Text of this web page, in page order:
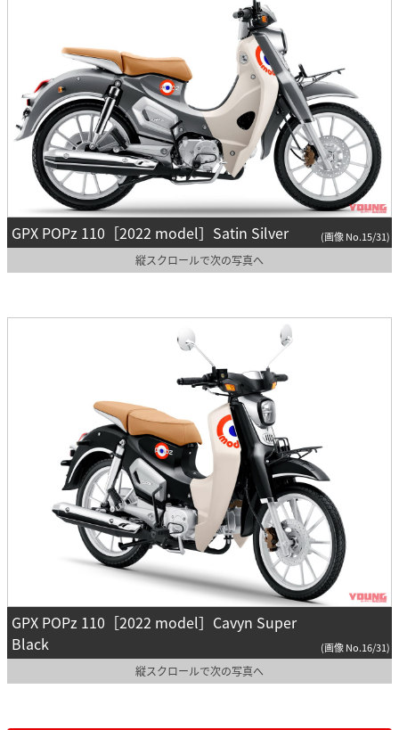
GPX POPz 110［2022 model］Satin Silver (画像 No.15/31)
縦スクロールで次の写真へ
GPX POPz 110［2022 model］Cavyn Super
Black
(画像 No.16/31)
縦スクロールで次の写真へ